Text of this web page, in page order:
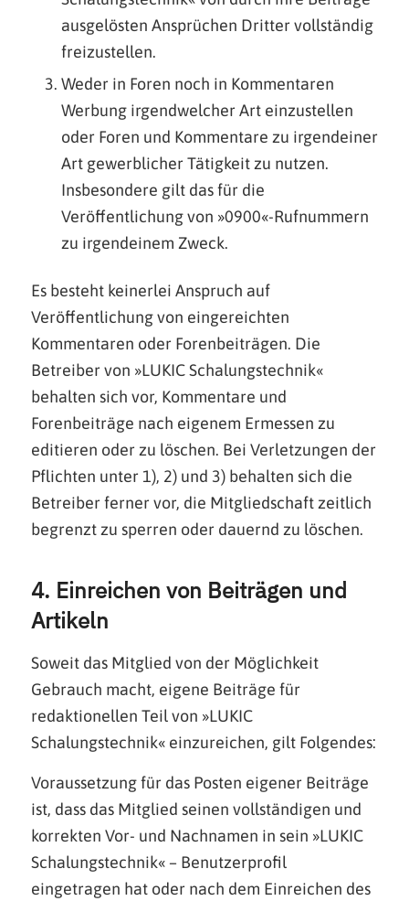
ausgelösten Ansprüchen Dritter vollständig
freizustellen.
Weder in Foren noch in Kommentaren
Werbung irgendwelcher Art einzustellen
oder Foren und Kommentare zu irgendeiner
Art gewerblicher Tätigkeit zu nutzen.
Insbesondere gilt das für die
Veröffentlichung von »0900«-Rufnummern
zu irgendeinem Zweck.
Es besteht keinerlei Anspruch auf
Veröffentlichung von eingereichten
Kommentaren oder Forenbeiträgen. Die
Betreiber von »LUKIC Schalungstechnik«
behalten sich vor, Kommentare und
Forenbeiträge nach eigenem Ermessen zu
editieren oder zu löschen. Bei Verletzungen der
Pflichten unter 1), 2) und 3) behalten sich die
Betreiber ferner vor, die Mitgliedschaft zeitlich
begrenzt zu sperren oder dauernd zu löschen.
4. Einreichen von Beiträgen und
Artikeln
Soweit das Mitglied von der Möglichkeit
Gebrauch macht, eigene Beiträge für
redaktionellen Teil von »LUKIC
Schalungstechnik« einzureichen, gilt Folgendes:
Voraussetzung für das Posten eigener Beiträge
ist, dass das Mitglied seinen vollständigen und
korrekten Vor- und Nachnamen in sein »LUKIC
Schalungstechnik« – Benutzerprofil
eingetragen hat oder nach dem Einreichen des